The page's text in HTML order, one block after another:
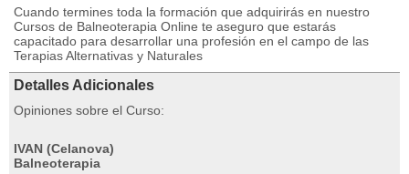
Cuando termines toda la formación que adquirirás en nuestro
Cursos de Balneoterapia Online te aseguro que estarás
capacitado para desarrollar una profesión en el campo de las
Terapias Alternativas y Naturales
Detalles Adicionales
Opiniones sobre el Curso:
IVAN (Celanova)
Balneoterapia